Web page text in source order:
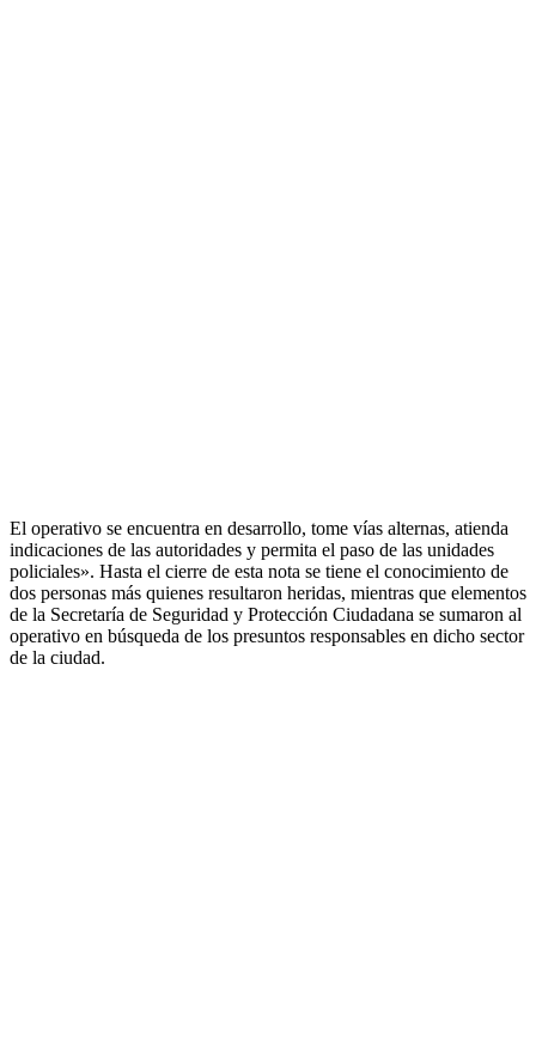
El operativo se encuentra en desarrollo, tome vías alternas, atienda
indicaciones de las autoridades y permita el paso de las unidades
policiales». Hasta el cierre de esta nota se tiene el conocimiento de
dos personas más quienes resultaron heridas, mientras que elementos
de la Secretaría de Seguridad y Protección Ciudadana se sumaron al
operativo en búsqueda de los presuntos responsables en dicho sector
de la ciudad.